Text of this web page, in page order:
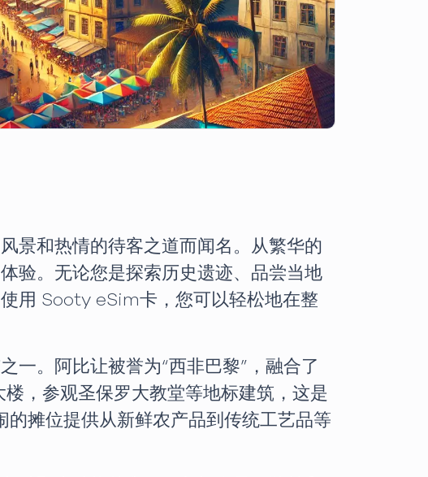
景和热情的待客之道而闻名。从繁华的
验。无论您是探索历史遗迹、品尝当地
用 Sooty eSim卡，您可以轻松地在整
一。阿比让被誉为“西非巴黎”，融合了
，参观圣保罗大教堂等地标建筑，这是
摊位提供从新鲜农产品到传统工艺品等